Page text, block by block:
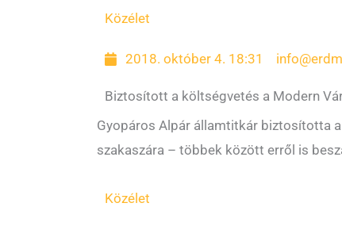
Közélet
2018. október 4. 18:31
Biztosított a költségvetés a Modern
Gyopáros Alpár államtitkár biztosította
szakaszára – többek között erről is
Közélet